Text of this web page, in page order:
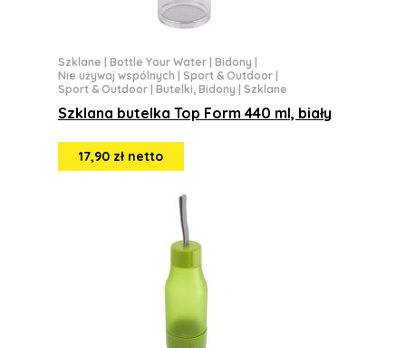
Szklane Bottle Your Water Bidony
Nie używaj wspólnych
Sport & Outdoor
Sport & Outdoor Butelki, Bidony Szklane
Szklana butelka Top Form 440 ml, biały
17,90 zł netto